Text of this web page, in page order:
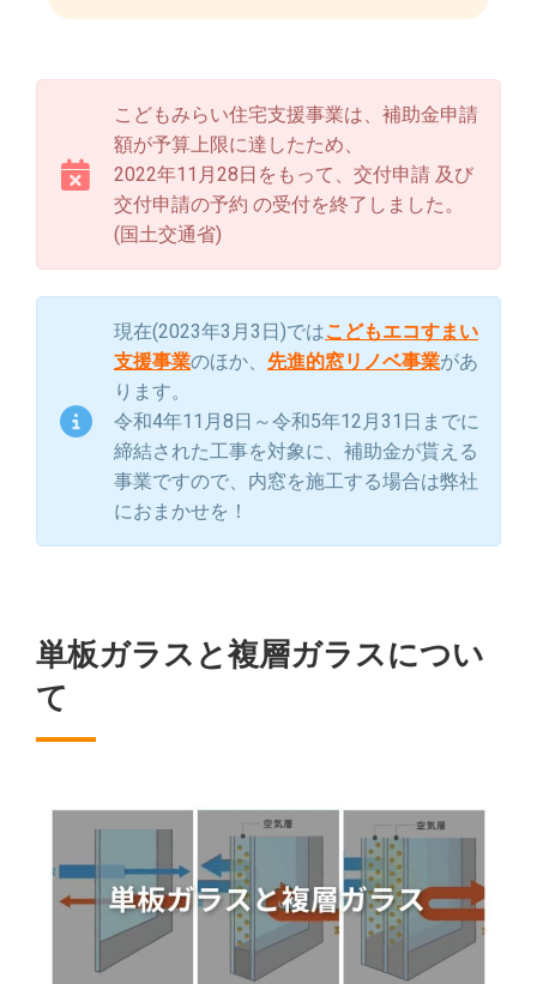
こどもみらい住宅支援事業は、補助金申請
額が予算上限に達したため、
2022年11月28日をもって、交付申請 及び
交付申請の予約 の受付を終了しました。​
(国土交通省)
現在(2023年3月3日)ではこどもエコすまい
支援事業のほか、 先進的窓リノベ事業があ
ります。
令和4年11月8日～令和5年12月31日までに
締結された工事を対象に、補助金が貰える
事業ですので、内窓を施工する場合は弊社
におまかせを！
単板ガラスと複層ガラスについ
て